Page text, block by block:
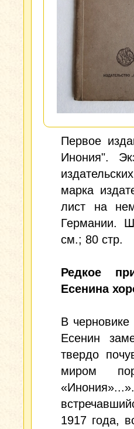
Первое
Инония".
марка
лист на
Германии.
см.; 80 стр.
Редкое
Есенина
В
Есенин
твердо
миром
1917 года,